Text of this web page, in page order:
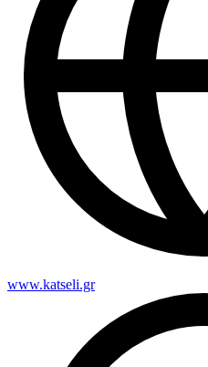
www.katseli.gr